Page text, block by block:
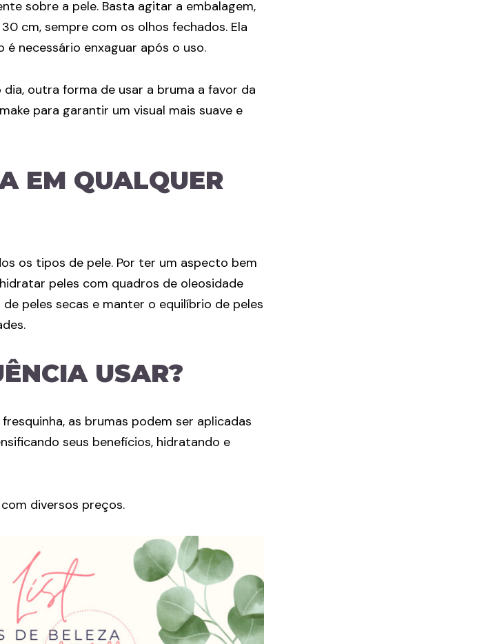
sobre a pele. Basta agitar a embalagem,
cm, sempre com os olhos fechados. Ela
necessário enxaguar após o uso.
outra forma de usar a bruma a favor da
para garantir um visual mais suave e
EM QUALQUER
os tipos de pele. Por ter um aspecto bem
peles com quadros de oleosidade
peles secas e manter o equilíbrio de peles
USAR?
as brumas podem ser aplicadas
seus benefícios, hidratando e
diversos preços.